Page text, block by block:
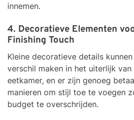
innemen.
4. Decoratieve Elementen
Finishing Touch
Kleine decoratieve details
verschil maken in het uiterlijk van
eetkamer, en er zijn genoeg
manieren om stijl toe te voegen
budget te overschrijden.